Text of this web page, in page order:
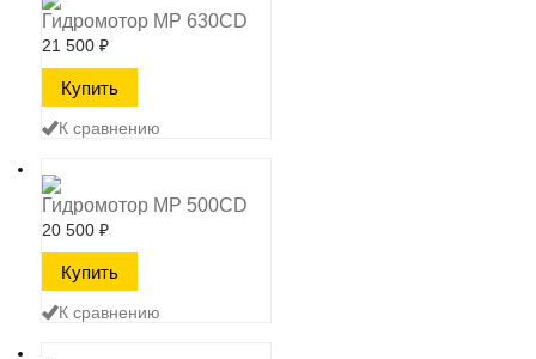
Гидромотор MP 630CD
21 500 ₽
К сравнению
Гидромотор MP 500CD
20 500 ₽
К сравнению